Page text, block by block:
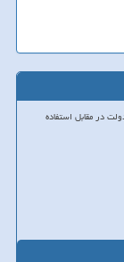
در مقابل استفاده